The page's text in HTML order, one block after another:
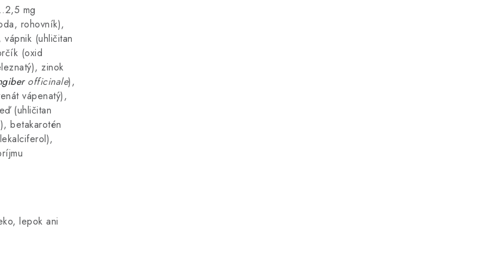
mg
rohovník),
(uhličitan
(oxid
zinok
officinale),
vápenatý),
(uhličitan
betakarotén
lepok ani